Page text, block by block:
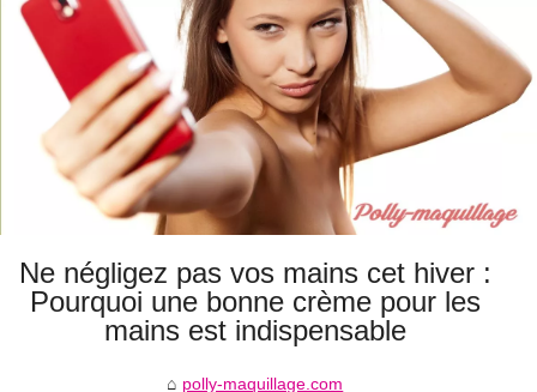
Ne négligez pas vos mains cet hiver :
Pourquoi une bonne crème pour les
mains est indispensable
polly-maquillage.com